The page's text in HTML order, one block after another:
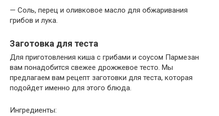
— Соль, перец и оливковое масло для обжаривания
грибов и лука.
Заготовка для теста
Для приготовления киша с грибами и соусом Пармезан
вам понадобится свежее дрожжевое тесто. Мы
предлагаем вам рецепт заготовки для теста, которая
подойдет именно для этого блюда.
Ингредиенты: